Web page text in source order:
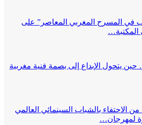
في المسرح المغربي المعاصر” على
المكتبة…
يتحول الإبداع إلى بصمة فنية مغربية
الاحتفاء بالشباب السينمائي العالمي
لمهرجان…